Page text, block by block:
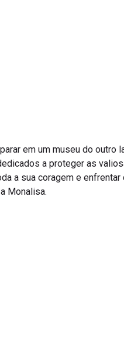
em um museu do outro
a proteger as
a sua coragem e
Monalisa.